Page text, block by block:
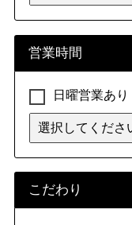
営業時間
日曜営業あり
こだわり